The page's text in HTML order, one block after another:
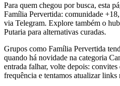
Para quem chegou por busca, esta
Família Pervertida: comunidade
via Telegram. Explore também o
Putaria para alternativas curadas.
Grupos como Família Pervertida
quando há novidade na categoria
entrada falhar, volte depois:
frequência e tentamos atualizar